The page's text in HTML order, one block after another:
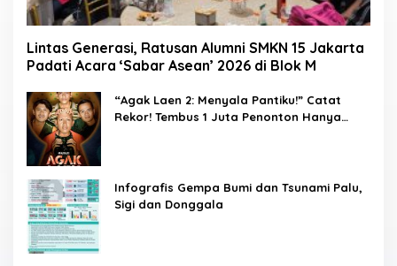
Lintas Generasi, Ratusan Alumni SMKN 15 Jakarta
Padati Acara ‘Sabar Asean’ 2026 di Blok M
“Agak Laen 2: Menyala Pantiku!” Catat
Rekor! Tembus 1 Juta Penonton Hanya
Infografis Gempa Bumi dan Tsunami Palu,
Sigi dan Donggala